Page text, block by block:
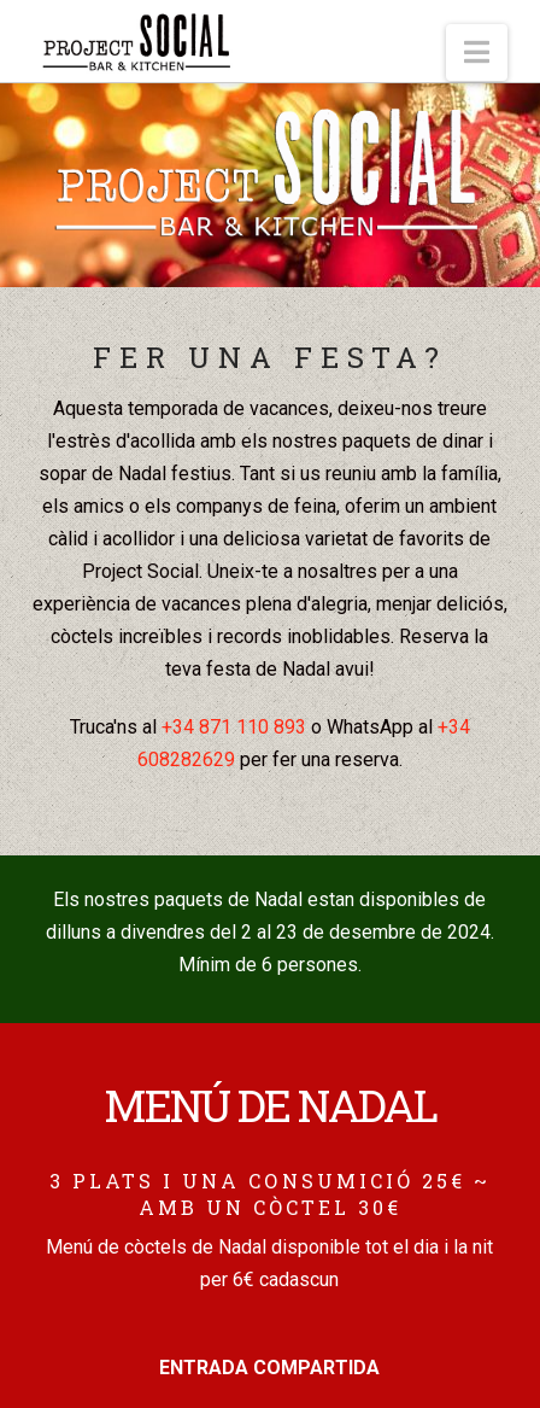
FER UNA FESTA?
Aquesta temporada de vacances, deixeu-nos treure
l'estrès d'acollida amb els nostres paquets de dinar i
sopar de Nadal festius. Tant si us reuniu amb la família,
els amics o els companys de feina, oferim un ambient
càlid i acollidor i una deliciosa varietat de favorits de
Project Social. Uneix-te a nosaltres per a una
experiència de vacances plena d'alegria, menjar deliciós,
còctels increïbles i records inoblidables. Reserva la
teva festa de Nadal avui!
Truca'ns al+34 871 110 893o WhatsApp al+34
608282629per fer una reserva.
Els nostres paquets de Nadal estan disponibles de
dilluns a divendres del 2 al 23 de desembre de 2024.
Mínim de 6 persones.
MENÚ DE NADAL
3 PLATS I UNA CONSUMICIÓ 25€ ~
AMB UN CÒCTEL 30€
Menú de còctels de Nadal disponible tot el dia i la nit
per 6€ cadascun
ENTRADA COMPARTIDA